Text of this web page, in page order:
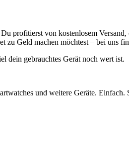
profitierst von kostenlosem
zu Geld machen möchtest – bei uns
dein gebrauchtes Gerät noch wert ist.
und weitere Geräte. Einfach.